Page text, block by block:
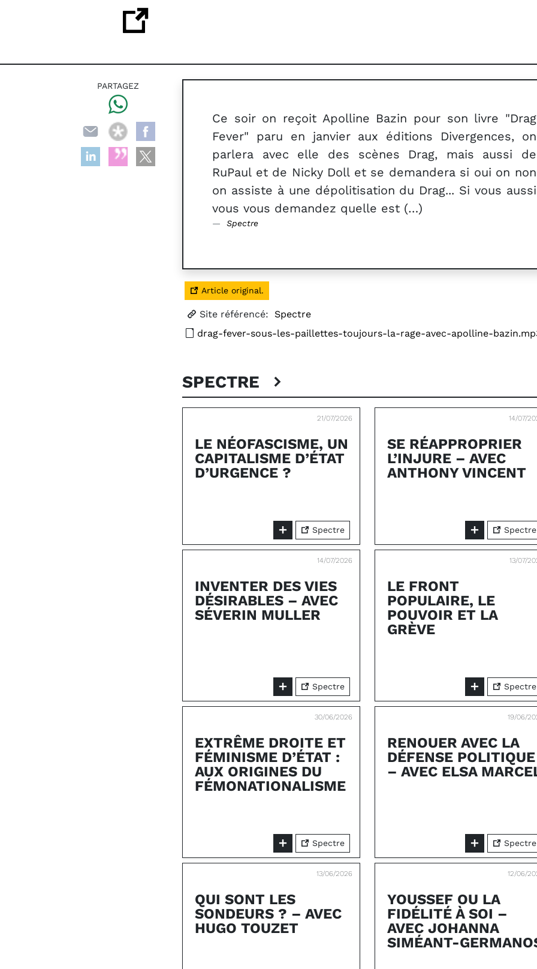
Ce soir on reçoit Apolline Bazin pour son livre "Drag
Fever" paru en janvier aux éditions Divergences, on
parlera avec elle des scènes Drag, mais aussi de
RuPaul et de Nicky Doll et se demandera si oui on non
on assiste à une dépolitisation du Drag... Si vous aussi
vous vous demandez quelle est (…)
Spectre
Article original.
Site référencé:
Spectre
drag-fever-sous-les-paillettes-toujours-la-rage-avec-apolline-
SPECTRE
21/07/2026
LE NÉOFASCISME, UN
CAPITALISME D’ÉTAT
D’URGENCE ?
Spectre
14/07/
SE RÉAPPROPRIER
L’INJURE – AVEC
ANTHONY VINCENT
Spectre
14/07/2026
INVENTER DES VIES
DÉSIRABLES – AVEC
SÉVERIN MULLER
Spectre
13/07/
LE FRONT
POPULAIRE, LE
POUVOIR ET LA
GRÈVE
Spectre
30/06/2026
EXTRÊME DROITE ET
FÉMINISME D’ÉTAT :
AUX ORIGINES DU
FÉMONATIONALISME
Spectre
19/06/
RENOUER AVEC LA
DÉFENSE POLITIQUE
– AVEC ELSA
Spectre
13/06/2026
QUI SONT LES
SONDEURS ? – AVEC
HUGO TOUZET
12/06/
YOUSSEF OU LA
FIDÉLITÉ À SOI –
AVEC JOHANNA
SIMÉANT-
PARTAGEZ